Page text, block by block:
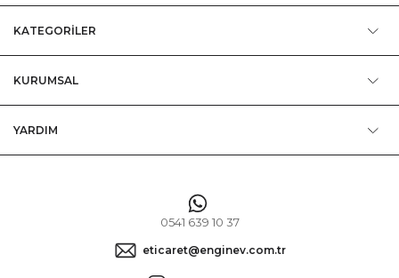
KATEGORİLER
KURUMSAL
YARDIM
0541 639 10 37
eticaret@enginev.com.tr